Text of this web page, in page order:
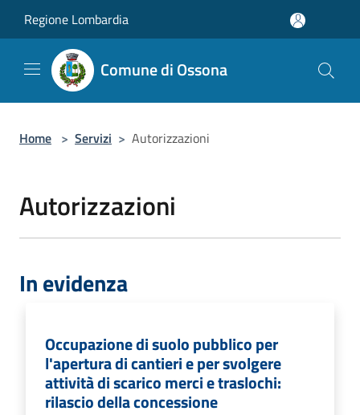
Regione Lombardia
Comune di Ossona
Home > Servizi > Autorizzazioni
Autorizzazioni
In evidenza
Occupazione di suolo pubblico per
l'apertura di cantieri e per svolgere
attività di scarico merci e traslochi:
rilascio della concessione